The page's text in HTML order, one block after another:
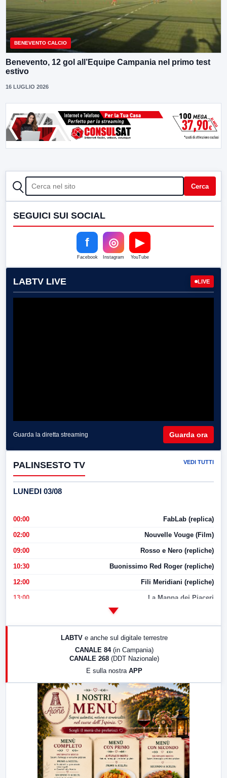
BENEVENTO CALCIO
Benevento, 12 gol all’Equipe Campania nel primo test
estivo
16 LUGLIO 2026
CERCA Cerca
SEGUICI SUI SOCIAL
f
Facebook
◎
Instagram
▶
YouTube
LABTV LIVE LIVE
Guarda la diretta streaming Guarda ora
PALINSESTO TV VEDI TUTTI
LUNEDI 03/08
00:00 FabLab (replica)
02:00 Nouvelle Vouge (Film)
09:00 Rosso e Nero (repliche)
10:30 Buonissimo Red Roger (repliche)
12:00 Fili Meridiani (repliche)
13:00 La Mappa dei Piaceri
LabNews (replica)
LABTV e anche sul digitale terrestre
CANALE 84 (in Campania)
CANALE 268 (DDT Nazionale)
E sulla nostra APP